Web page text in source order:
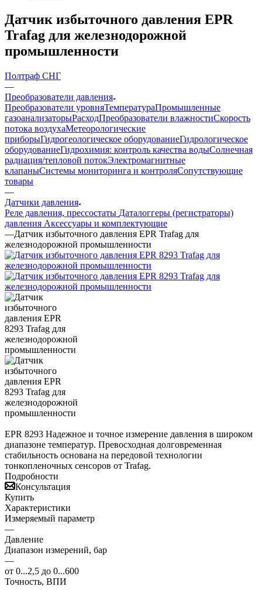
Датчик избыточного давления EPR
Trafag для железнодорожной
промышленности
Полтраф СНГ
—
Преобразователи давления
Преобразователи уровняТемператураПромышленные
газоанализаторыРасходПреобразователи влажностиСкорость
потока воздухаМетеорологические
приборыГидрогеологическое оборудованиеГидрологическое
оборудованиеГидрохимия: контроль качества водыСолнечная
радиация/тепловой потокЭлектромагнитные
клапаныСистемы мониторинга и контроляСопутствующие
товары
—
Датчики давления
Реле давления, прессостаты Даталоггеры (регистраторы)
давления Аксессуары и комплектующие
—Датчик избыточного давления EPR Trafag для
железнодорожной промышленности
EPR 8293 Надежное и точное измерение давления в широком
диапазоне температур. Превосходная долговременная
стабильность основана на передовой технологии
тонкопленочных сенсоров от Trafag.
Подробности
Консультация
Купить
Характеристики
Измеряемый параметр
—
Давление
Диапазон измерений, бар
—
от 0...2,5 до 0...600
Точность, ВПИ